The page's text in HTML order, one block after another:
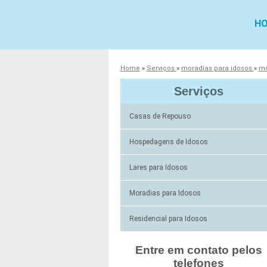
Home » Serviços » moradias para idosos »
Serviços
Casas de Repouso
Hospedagens de Idosos
Lares para Idosos
Moradias para Idosos
Residencial para Idosos
Entre em contato pelos
telefones